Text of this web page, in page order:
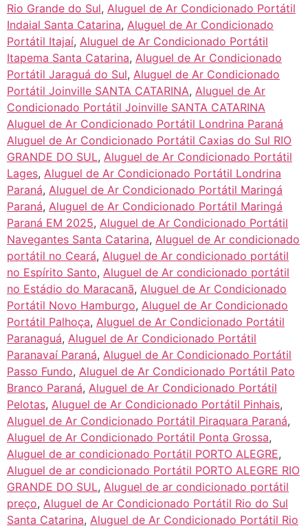
Rio Grande do Sul, Aluguel de Ar Condicionado Portátil
Indaial Santa Catarina, Aluguel de Ar Condicionado
Portátil Itajaí, Aluguel de Ar Condicionado Portátil
Itapema Santa Catarina, Aluguel de Ar Condicionado
Portátil Jaraguá do Sul, Aluguel de Ar Condicionado
Portátil Joinville SANTA CATARINA, Aluguel de Ar
Condicionado Portátil Joinville SANTA CATARINA
Aluguel de Ar Condicionado Portátil Londrina Paraná
Aluguel de Ar Condicionado Portátil Caxias do Sul RIO
GRANDE DO SUL, Aluguel de Ar Condicionado Portátil
Lages, Aluguel de Ar Condicionado Portátil Londrina
Paraná, Aluguel de Ar Condicionado Portátil Maringá
Paraná, Aluguel de Ar Condicionado Portátil Maringá
Paraná EM 2025, Aluguel de Ar Condicionado Portátil
Navegantes Santa Catarina, Aluguel de Ar condicionado
portátil no Ceará, Aluguel de Ar condicionado portátil
no Espírito Santo, Aluguel de Ar condicionado portátil
no Estádio do Maracanã, Aluguel de Ar Condicionado
Portátil Novo Hamburgo, Aluguel de Ar Condicionado
Portátil Palhoça, Aluguel de Ar Condicionado Portátil
Paranaguá, Aluguel de Ar Condicionado Portátil
Paranavaí Paraná, Aluguel de Ar Condicionado Portátil
Passo Fundo, Aluguel de Ar Condicionado Portátil Pato
Branco Paraná, Aluguel de Ar Condicionado Portátil
Pelotas, Aluguel de Ar Condicionado Portátil Pinhais,
Aluguel de Ar Condicionado Portátil Piraquara Paraná,
Aluguel de Ar Condicionado Portátil Ponta Grossa,
Aluguel de ar condicionado Portátil PORTO ALEGRE,
Aluguel de ar condicionado Portátil PORTO ALEGRE RIO
GRANDE DO SUL, Aluguel de ar condicionado portátil
preço, Aluguel de Ar Condicionado Portátil Rio do Sul
Santa Catarina, Aluguel de Ar Condicionado Portátil Rio